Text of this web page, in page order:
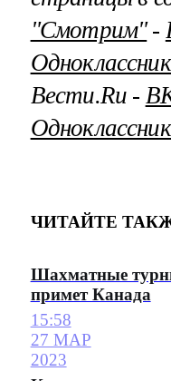
"Смотрим"‐
Вести.Ru ‐
ЧИТАЙТЕ
Шахматные
примет Канада
15:58
27 МАР
2023